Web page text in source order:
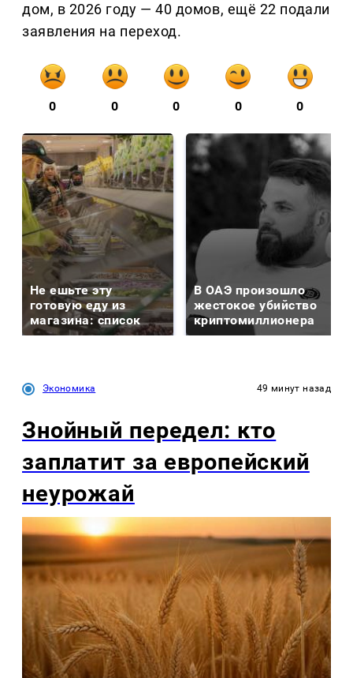
дом, в 2026 году — 40 домов, ещё 22 подали
заявления на переход.
0 0 0 0 0
Не ешьте эту
готовую еду из
магазина: список
В ОАЭ произошло
жестокое убийство
криптомиллионера
Экономика 49 минут назад
Знойный передел: кто
заплатит за европейский
неурожай